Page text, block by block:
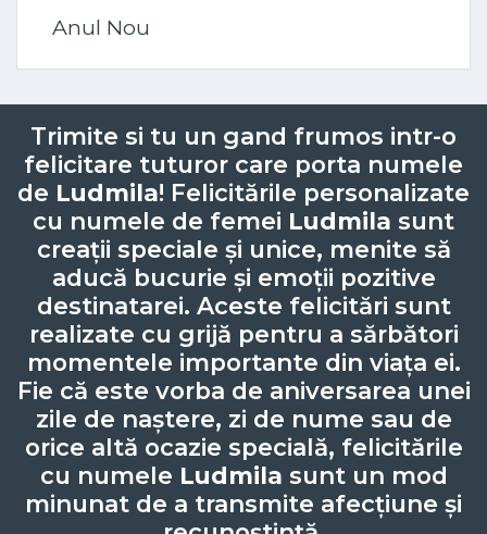
Anul Nou
Trimite si tu un gand frumos intr-o
felicitare tuturor care porta numele
de Ludmila! Felicitările personalizate
cu numele de femei Ludmila sunt
creații speciale și unice, menite să
aducă bucurie și emoții pozitive
destinatarei. Aceste felicitări sunt
realizate cu grijă pentru a sărbători
momentele importante din viața ei.
Fie că este vorba de aniversarea unei
zile de naștere, zi de nume sau de
orice altă ocazie specială, felicitările
cu numele Ludmila sunt un mod
minunat de a transmite afecțiune și